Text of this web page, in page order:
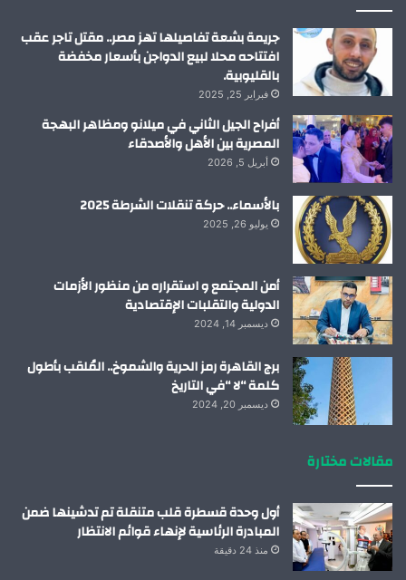
جريمة بشعة تفاصيلها تهز مصر.. مقتل تاجر عقب
افتتاحه محلا لبيع الدواجن بأسعار مخفضة
بالقليوبية.
فبراير 25, 2025
أفراح الجيل الثاني في ميلانو ومظاهر البهجة
المصرية بين الأهل والأصدقاء
أبريل 5, 2026
بالأسماء.. حركة تنقلات الشرطة 2025
يوليو 26, 2025
أمن المجتمع و استقراره من منظور الأزمات
الدولية والتقلبات الإقتصادية
ديسمبر 14, 2024
برج القاهرة رمز الحرية والشموخ.. المُلقب بأطول
كلمة “لا “في التاريخ
ديسمبر 20, 2024
مقالات مختارة
أول وحدة قسطرة قلب متنقلة تم تدشينها ضمن
المبادرة الرئاسية لإنهاء قوائم الانتظار
منذ 24 دقيقة